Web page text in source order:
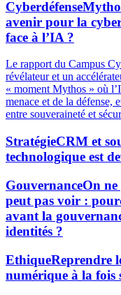
Cyberdéfense
avenir pour la
face à l’IA ?
Le rapport du Campus
révélateur et un
« moment Mythos » où
menace et de la défense,
entre souveraineté et
StratégieCRM et
technologique est
GouvernanceOn ne
peut pas voir :
avant la
identités ?
EthiqueReprendre
numérique à la fois